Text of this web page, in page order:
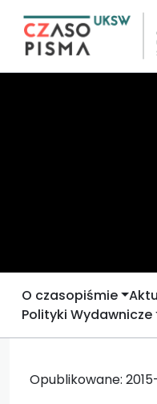
O czasopiśmie
Polityki Wydawnicze
Opublikowane: